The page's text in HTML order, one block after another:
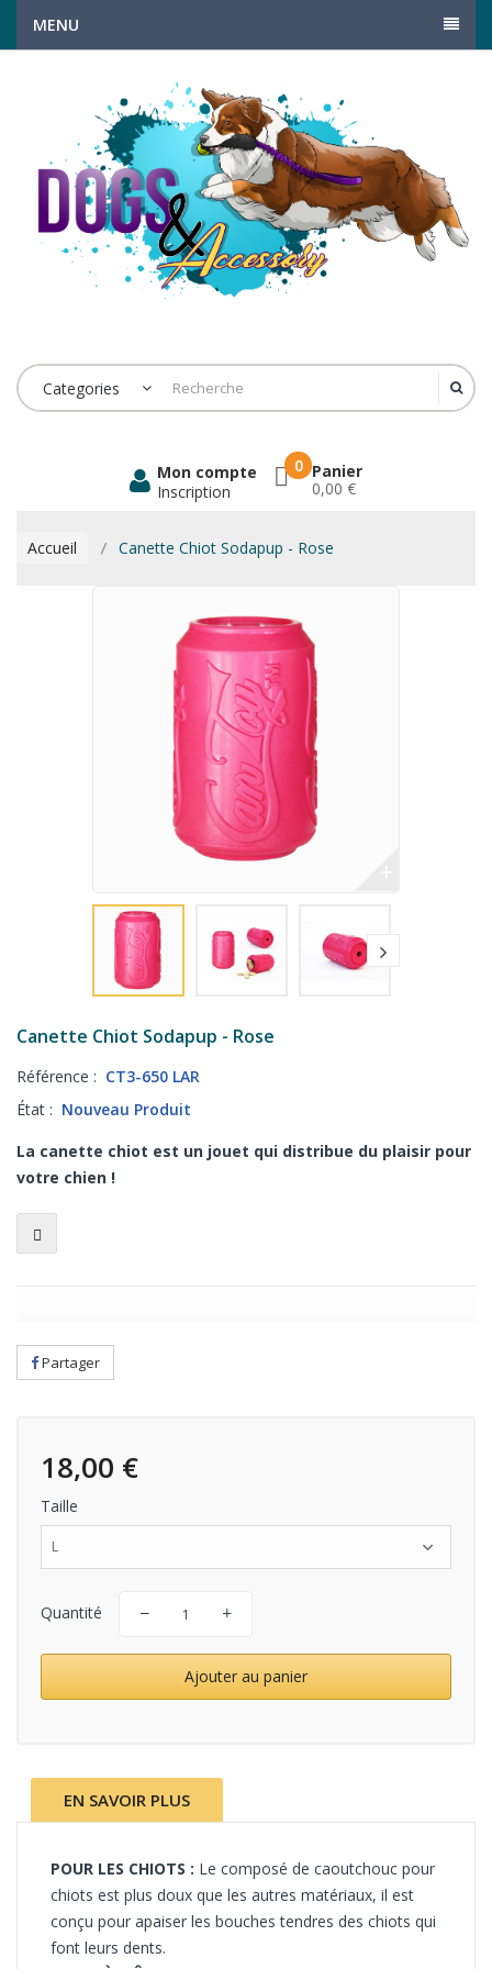
MENU
Categories
0 Panier
0,00 €
Mon compte
Inscription
Accueil Canette Chiot Sodapup - Rose
Canette Chiot Sodapup - Rose
Référence : CT3-650 LAR
État : Nouveau Produit
La canette chiot est un jouet qui distribue du plaisir pour
votre chien !
Partager
18,00 €
Taille
L
Quantité
Ajouter au panier
EN SAVOIR PLUS
POUR LES CHIOTS : Le composé de caoutchouc pour
chiots est plus doux que les autres matériaux, il est
conçu pour apaiser les bouches tendres des chiots qui
font leurs dents.